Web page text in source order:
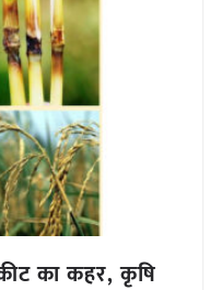
का कहर, कृषि